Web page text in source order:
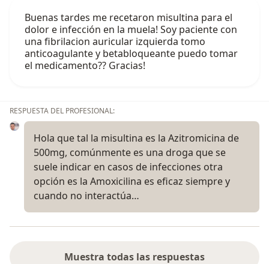
Buenas tardes me recetaron misultina para el
dolor e infección en la muela! Soy paciente con
una fibrilacion auricular izquierda tomo
anticoagulante y betabloqueante puedo tomar
el medicamento?? Gracias!
RESPUESTA DEL PROFESIONAL:
Hola que tal la misultina es la Azitromicina de
500mg, comúnmente es una droga que se
suele indicar en casos de infecciones otra
opción es la Amoxicilina es eficaz siempre y
cuando no interactúa…
Muestra todas las respuestas